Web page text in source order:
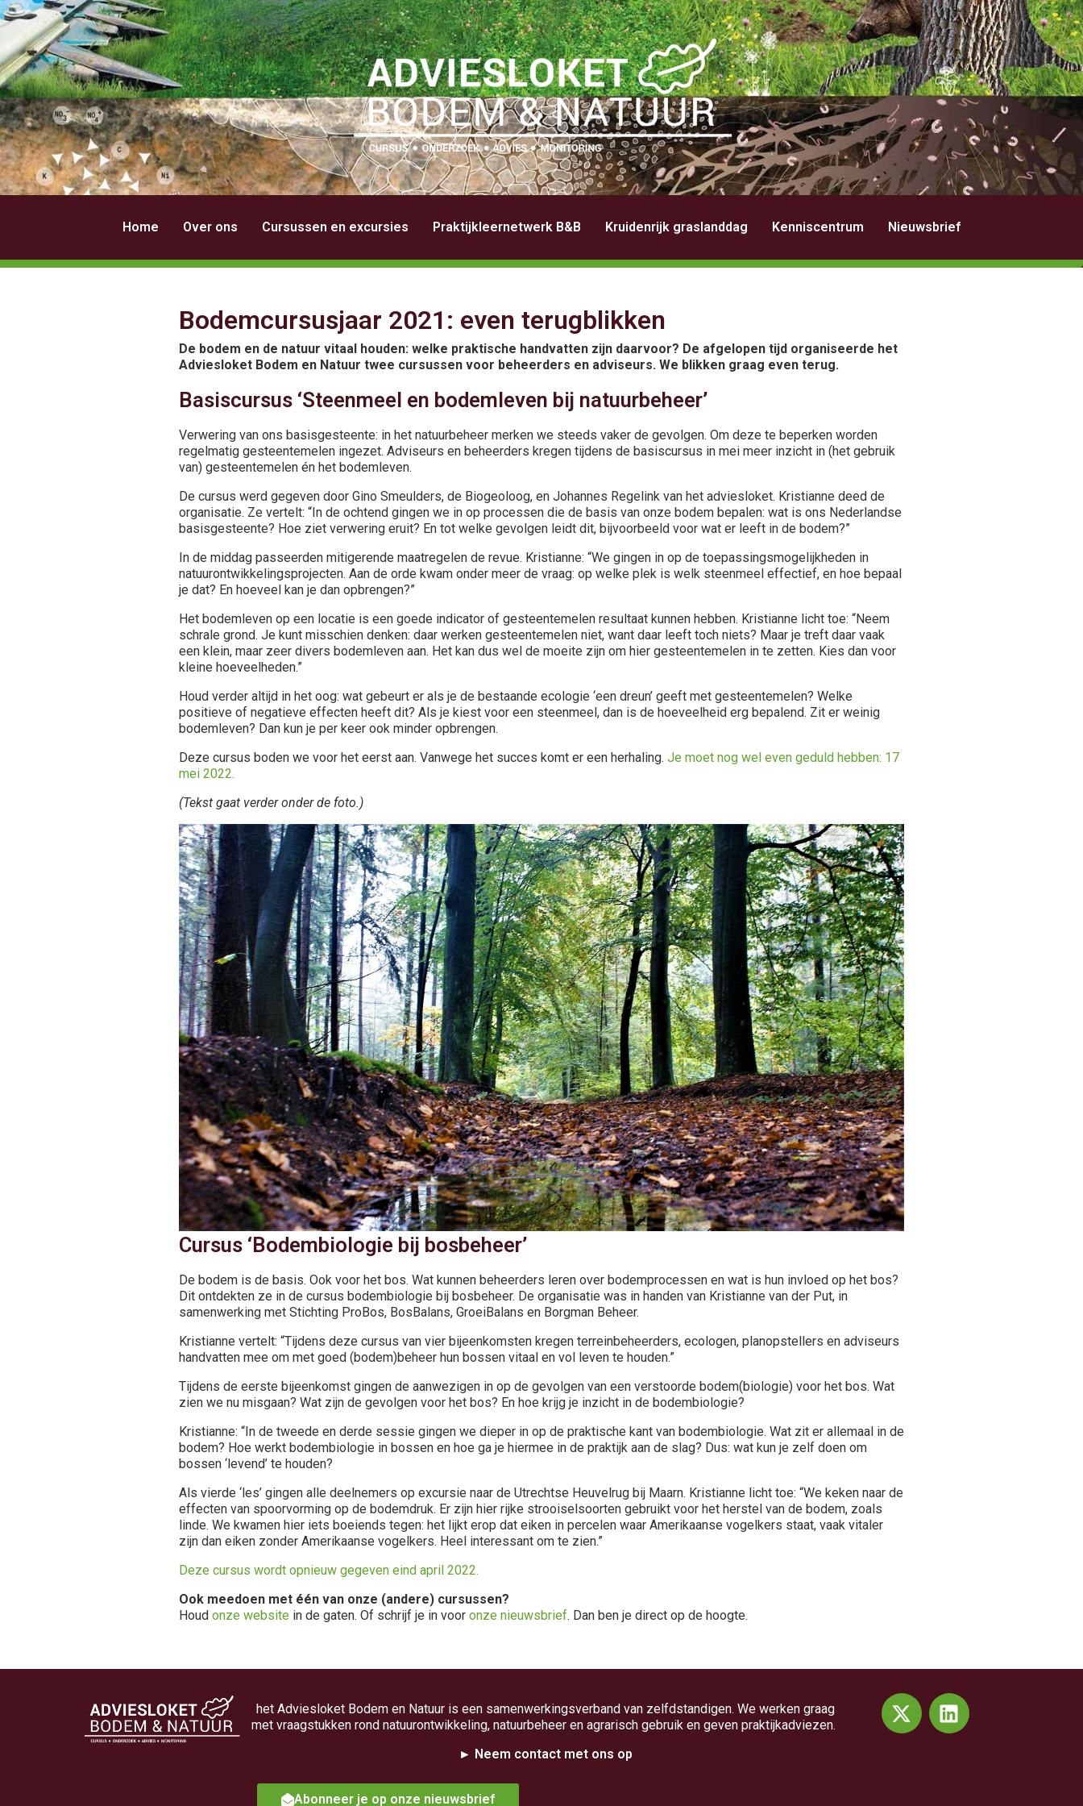
Home Over ons Cursussen en excursies Praktijkleernetwerk B&B Kruidenrijk graslanddag Kenniscentrum Nieuwsbrief
Bodemcursusjaar 2021: even terugblikken
De bodem en de natuur vitaal houden: welke praktische handvatten zijn daarvoor? De afgelopen tijd organiseerde het
Adviesloket Bodem en Natuur twee cursussen voor beheerders en adviseurs. We blikken graag even terug.
Basiscursus ‘Steenmeel en bodemleven bij natuurbeheer’
Verwering van ons basisgesteente: in het natuurbeheer merken we steeds vaker de gevolgen. Om deze te beperken worden
regelmatig gesteentemelen ingezet. Adviseurs en beheerders kregen tijdens de basiscursus in mei meer inzicht in (het gebruik
van) gesteentemelen én het bodemleven.
De cursus werd gegeven door Gino Smeulders, de Biogeoloog, en Johannes Regelink van het adviesloket. Kristianne deed de
organisatie. Ze vertelt: “In de ochtend gingen we in op processen die de basis van onze bodem bepalen: wat is ons Nederlandse
basisgesteente? Hoe ziet verwering eruit? En tot welke gevolgen leidt dit, bijvoorbeeld voor wat er leeft in de bodem?”
In de middag passeerden mitigerende maatregelen de revue. Kristianne: “We gingen in op de toepassingsmogelijkheden in
natuurontwikkelingsprojecten. Aan de orde kwam onder meer de vraag: op welke plek is welk steenmeel effectief, en hoe bepaal
je dat? En hoeveel kan je dan opbrengen?”
Het bodemleven op een locatie is een goede indicator of gesteentemelen resultaat kunnen hebben. Kristianne licht toe: “Neem
schrale grond. Je kunt misschien denken: daar werken gesteentemelen niet, want daar leeft toch niets? Maar je treft daar vaak
een klein, maar zeer divers bodemleven aan. Het kan dus wel de moeite zijn om hier gesteentemelen in te zetten. Kies dan voor
kleine hoeveelheden.”
Houd verder altijd in het oog: wat gebeurt er als je de bestaande ecologie ‘een dreun’ geeft met gesteentemelen? Welke
positieve of negatieve effecten heeft dit? Als je kiest voor een steenmeel, dan is de hoeveelheid erg bepalend. Zit er weinig
bodemleven? Dan kun je per keer ook minder opbrengen.
Deze cursus boden we voor het eerst aan. Vanwege het succes komt er een herhaling. Je moet nog wel even geduld hebben: 17
mei 2022.
(Tekst gaat verder onder de foto.)
Cursus ‘Bodembiologie bij bosbeheer’
De bodem is de basis. Ook voor het bos. Wat kunnen beheerders leren over bodemprocessen en wat is hun invloed op het bos?
Dit ontdekten ze in de cursus bodembiologie bij bosbeheer. De organisatie was in handen van Kristianne van der Put, in
samenwerking met Stichting ProBos, BosBalans, GroeiBalans en Borgman Beheer.
Kristianne vertelt: “Tijdens deze cursus van vier bijeenkomsten kregen terreinbeheerders, ecologen, planopstellers en adviseurs
handvatten mee om met goed (bodem)beheer hun bossen vitaal en vol leven te houden.”
Tijdens de eerste bijeenkomst gingen de aanwezigen in op de gevolgen van een verstoorde bodem(biologie) voor het bos. Wat
zien we nu misgaan? Wat zijn de gevolgen voor het bos? En hoe krijg je inzicht in de bodembiologie?
Kristianne: “In de tweede en derde sessie gingen we dieper in op de praktische kant van bodembiologie. Wat zit er allemaal in de
bodem? Hoe werkt bodembiologie in bossen en hoe ga je hiermee in de praktijk aan de slag? Dus: wat kun je zelf doen om
bossen ‘levend’ te houden?
Als vierde ‘les’ gingen alle deelnemers op excursie naar de Utrechtse Heuvelrug bij Maarn. Kristianne licht toe: “We keken naar de
effecten van spoorvorming op de bodemdruk. Er zijn hier rijke strooiselsoorten gebruikt voor het herstel van de bodem, zoals
linde. We kwamen hier iets boeiends tegen: het lijkt erop dat eiken in percelen waar Amerikaanse vogelkers staat, vaak vitaler
zijn dan eiken zonder Amerikaanse vogelkers. Heel interessant om te zien.”
Deze cursus wordt opnieuw gegeven eind april 2022.
Ook meedoen met één van onze (andere) cursussen?
Houd onze website in de gaten. Of schrijf je in voor onze nieuwsbrief. Dan ben je direct op de hoogte.
het Adviesloket Bodem en Natuur is een samenwerkingsverband van zelfdstandigen. We werken graag
met vraagstukken rond natuurontwikkeling, natuurbeheer en agrarisch gebruik en geven praktijkadviezen.
► Neem contact met ons op
Abonneer je op onze nieuwsbrief